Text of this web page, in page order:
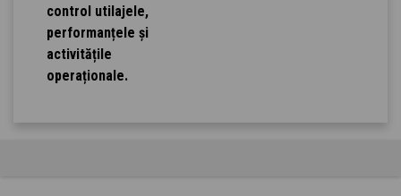
control utilajele,
performanțele și
activitățile
operaționale.